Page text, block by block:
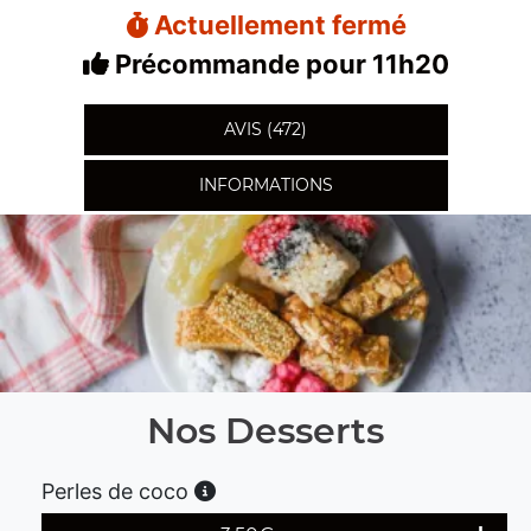
Actuellement fermé
Précommande pour 11h20
AVIS (472)
INFORMATIONS
Nos Desserts
Perles de coco